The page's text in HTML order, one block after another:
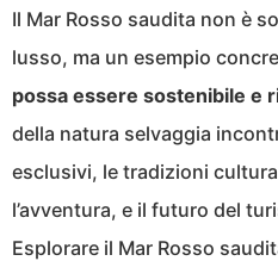
Il Mar Rosso saudita non è
lusso, ma un esempio
possa essere sostenibile e
della natura selvaggia
esclusivi, le tradizioni
l’avventura, e il futuro del
Esplorare il Mar Rosso